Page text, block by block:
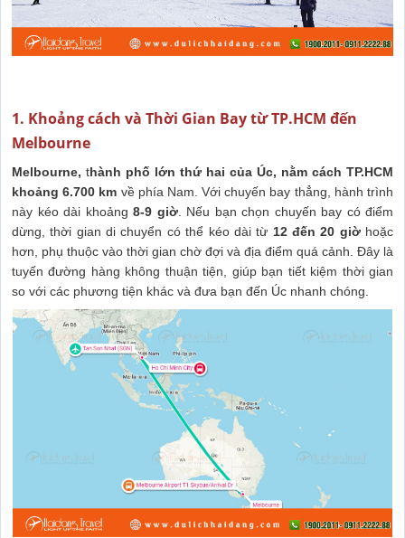
1. Khoảng cách và Thời Gian Bay từ TP.HCM đến
Melbourne
Melbourne, thành phố lớn thứ hai của Úc, nằm cách TP.HCM
khoảng 6.700 km về phía Nam. Với chuyến bay thẳng, hành trình
này kéo dài khoảng 8-9 giờ. Nếu bạn chọn chuyến bay có điểm
dừng, thời gian di chuyển có thể kéo dài từ 12 đến 20 giờhoặc
hơn, phụ thuộc vào thời gian chờ đợi và địa điểm quá cảnh. Đây là
tuyến đường hàng không thuận tiện, giúp bạn tiết kiệm thời gian
so với các phương tiện khác và đưa bạn đến Úc nhanh chóng.